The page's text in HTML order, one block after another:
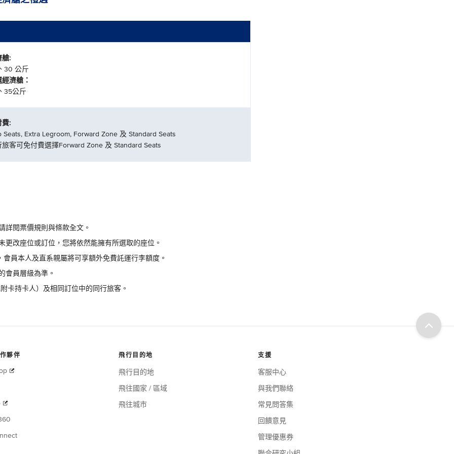
艙:
30 公斤
濟艙：
35公斤
費:
Seats, Extra Legroom, Forward Zone 及 Standard Seats
旅客可免付費選擇Forward Zone 及 Standard Seats
詳閱票價規則與條款全文。
改座位或訂位，您將依然能擁有所選取的座位。
員本人及直系親屬將可享額外免費託運行李額度。
會員層級為準。
卡持卡人）及相同訂位中的同行旅客。